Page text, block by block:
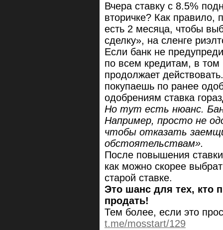
Вчера ставку с 8.5%
вторичке? Как правило,
есть 2 месяца, чтобы
сделку», на сленге
Если банк не
по всем кредитам, в том
продолжает
покупаешь по ранее
одобрениям ставка
Но тут есть нюанс.
Например, просто не
чтобы отказать
обстоятельствам».
После повышения
как можно скорее
старой ставке.
Это шанс для тех, кто
продать!
Тем более, если это
t.me/mosstart/129